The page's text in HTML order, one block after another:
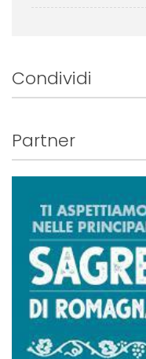
Condividi
Partner